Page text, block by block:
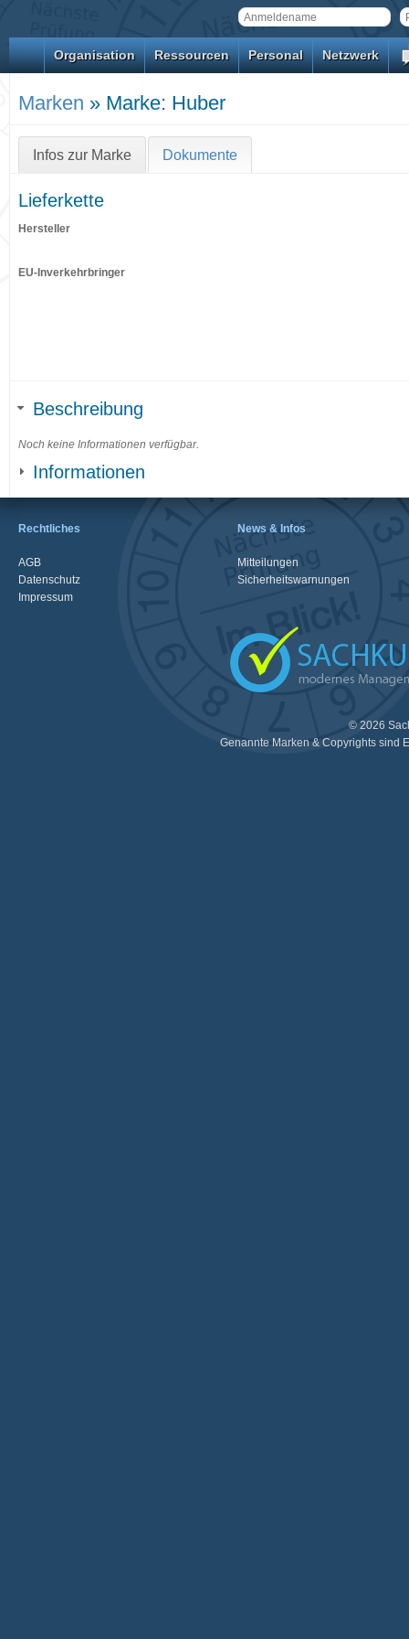
Organisation Ressourcen Personal Netzwerk
Marken » Marke: Huber
Infos zur Marke Dokumente
Lieferkette
Hersteller
EU-Inverkehrbringer
Beschreibung
Noch keine Informationen verfügbar.
Informationen
Rechtliches
AGB
Datenschutz
Impressum
News & Infos
Mitteilungen
Sicherheitswarnungen
© 2026
Genannte Marken & Copyrights sind